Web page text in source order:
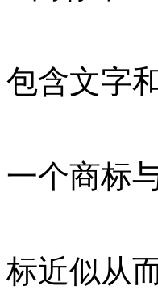
包含文字
一个商标
标近似从